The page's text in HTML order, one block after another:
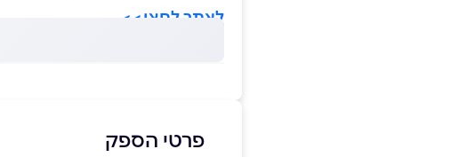
לאתר לחצו>>
פרטי הספק